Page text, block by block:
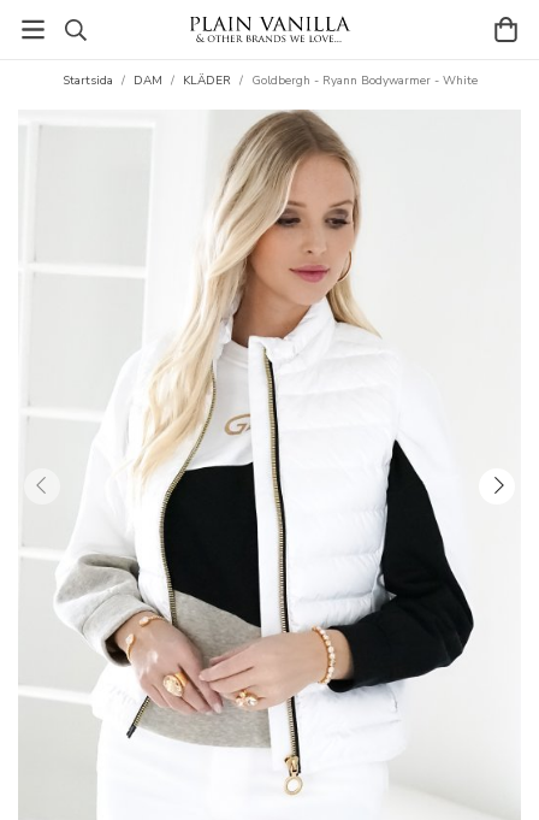
Startsida / DAM / KLÄDER / Goldbergh - Ryann Bodywarmer - White